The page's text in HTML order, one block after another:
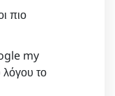
πιο
my
το